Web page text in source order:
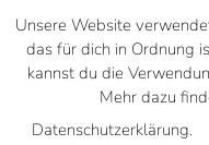
Skip
main
Unsere Website
das für dich in Ordnung
kannst du die
Mehr dazu
Datenschutzerklärung.